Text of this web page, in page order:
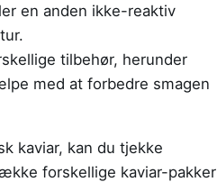
en anden ikke-reaktiv
tilbehør, herunder
med at forbedre smagen
kaviar, kan du tjekke
forskellige kaviar-pakker